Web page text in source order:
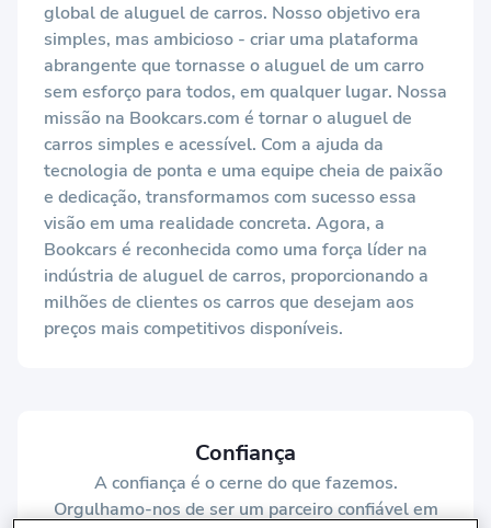
global de aluguel de carros. Nosso objetivo era
simples, mas ambicioso - criar uma plataforma
abrangente que tornasse o aluguel de um carro
sem esforço para todos, em qualquer lugar. Nossa
missão na Bookcars.com é tornar o aluguel de
carros simples e acessível. Com a ajuda da
tecnologia de ponta e uma equipe cheia de paixão
e dedicação, transformamos com sucesso essa
visão em uma realidade concreta. Agora, a
Bookcars é reconhecida como uma força líder na
indústria de aluguel de carros, proporcionando a
milhões de clientes os carros que desejam aos
preços mais competitivos disponíveis.
Confiança
A confiança é o cerne do que fazemos.
Orgulhamo-nos de ser um parceiro confiável em